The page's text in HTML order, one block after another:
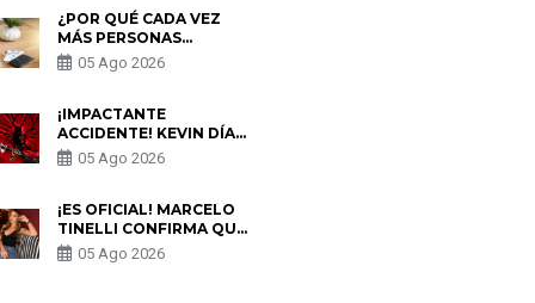
¿POR QUÉ CADA VEZ
MÁS PERSONAS
UTILIZAN UNA VPN
PARA PROTEGER SU
05 Ago 2026
¡IMPACTANTE
ACCIDENTE! KEVIN DÍAZ
CAE DESDE OCHO
METROS EN “ESTO ES
PREOCUPACIÓN
05 Ago 2026
¡ES OFICIAL! MARCELO
TINELLI CONFIRMA QUE
REGRESÓ CON MILETT
FIGUEROA: “EL AMOR
05 Ago 2026